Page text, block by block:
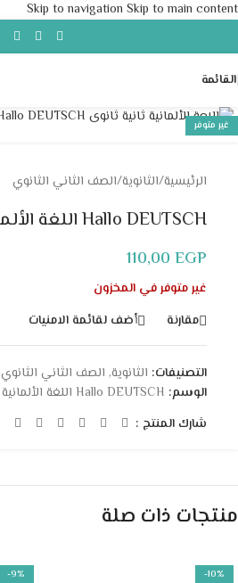
Skip to navigation Skip to main content
القائمة
غير متوفر
الرئيسية/الثانوية/الصف الثاني الثانوي
Hallo DEUTSCH اللغة الألمانية ثانية ثانوى
110,00 EGP
غير متوفر في المخزون
مقارنة
أضف لقائمة الامنيات
التصنيفات: الثانوية, الصف الثاني الثانوي
الوسم: Hallo DEUTSCH اللغة الألمانية ثانية ثانوى
شارك المنتج :
منتجات ذات صلة
-10%
-9%